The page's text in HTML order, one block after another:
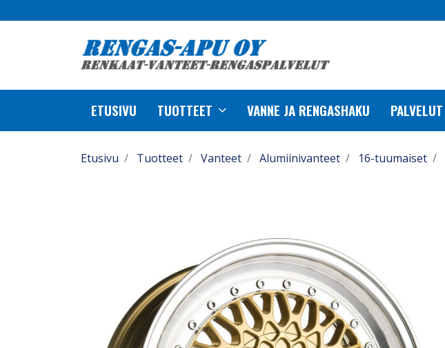
ETUSIVU TUOTTEET VANNE JA RENGASHAKU PALVELUT
Etusivu Tuotteet Vanteet Alumiinivanteet 16-tuumaiset